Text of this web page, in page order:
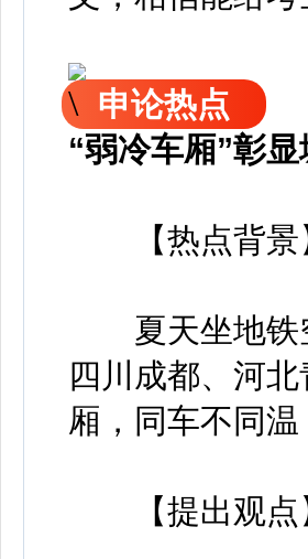
申论热点
“弱冷车厢”彰
【热点背景
夏天坐地铁空
四川成都、河
厢，同车不同
【提出观点